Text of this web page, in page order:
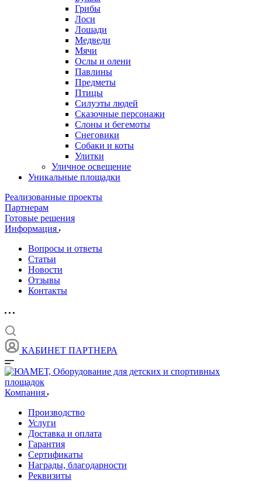
Грибы
Лоси
Лошади
Медведи
Мячи
Ослы и олени
Павлины
Предметы
Птицы
Силуэты людей
Сказочные персонажи
Слоны и бегемоты
Снеговики
Собаки и коты
Улитки
Уличное освещение
Уникальные площадки
Реализованные проекты
Партнерам
Готовые решения
Информация
Вопросы и ответы
Статьи
Новости
Отзывы
Контакты
КАБИНЕТ ПАРТНЕРА
Компания
Производство
Услуги
Доставка и оплата
Гарантия
Сертификаты
Награды, благодарности
Реквизиты